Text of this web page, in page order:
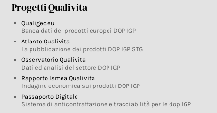
Progetti Qualivita
Qualigeo.eu
Banca dati dei prodotti europei DOP IGP
Atlante Qualivita
La pubblicazione dei prodotti DOP IGP STG
Osservatorio Qualivita
Dati ed analisi del settore DOP IGP
Rapporto Ismea Qualivita
Indagine economica sui prodotti DOP IGP
Passaporto Digitale
Sistema di anticontraffazione e tracciabilità per le dop IGP